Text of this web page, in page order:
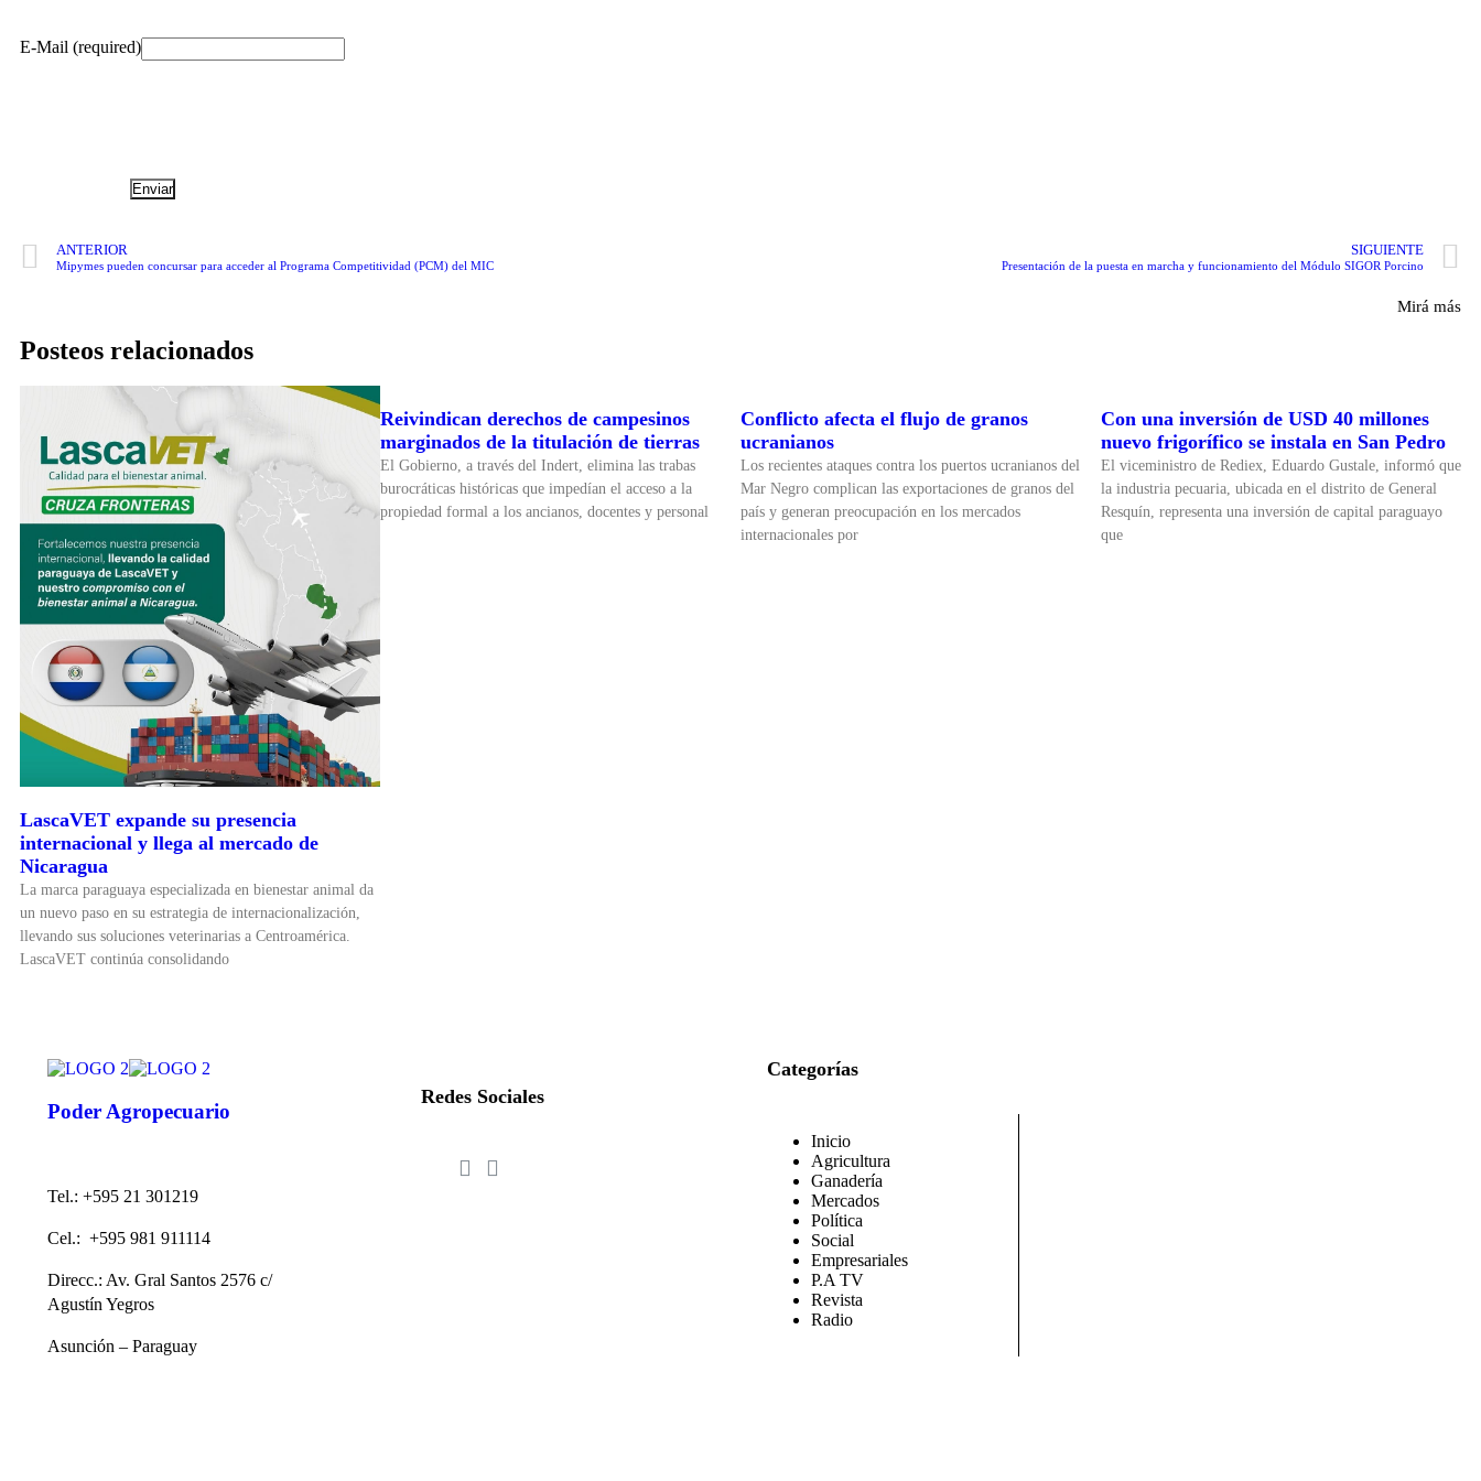
E-Mail (required)
ANTERIOR
Mipymes pueden concursar para acceder al Programa Competitividad (PCM) del MIC
SIGUIENTE
Presentación de la puesta en marcha y funcionamiento del Módulo SIGOR Porcino
Mirá más
Posteos relacionados
LascaVET expande su presencia
internacional y llega al mercado de
Nicaragua
La marca paraguaya especializada en bienestar animal da
un nuevo paso en su estrategia de internacionalización,
llevando sus soluciones veterinarias a Centroamérica.
LascaVET continúa consolidando
Reivindican derechos de campesinos
marginados de la titulación de tierras
El Gobierno, a través del Indert, elimina las trabas
burocráticas históricas que impedían el acceso a la
propiedad formal a los ancianos, docentes y personal
Conflicto afecta el flujo de granos
ucranianos
Los recientes ataques contra los puertos ucranianos del
Mar Negro complican las exportaciones de granos del
país y generan preocupación en los mercados
internacionales por
Con una inversión de USD 40 millones
nuevo frigorífico se instala en San Pedro
El viceministro de Rediex, Eduardo Gustale, informó que
la industria pecuaria, ubicada en el distrito de General
Resquín, representa una inversión de capital paraguayo
que
Poder Agropecuario
Tel.: +595 21 301219
Cel.: +595 981 911114
Direcc.: Av. Gral Santos 2576 c/
Agustín Yegros
Asunción – Paraguay
Redes Sociales
Categorías
Inicio
Agricultura
Ganadería
Mercados
Política
Social
Empresariales
P.A TV
Revista
Radio